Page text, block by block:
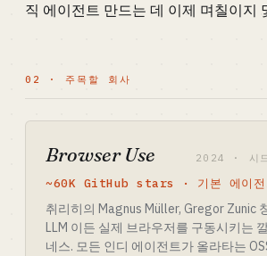
직 에이전트 만드는 데 이제 며칠이지
02 · 주목할 회사
Browser Use 2024 · 시
~60K GitHub stars · 기본 에이전
취리히의 Magnus Müller, Gregor Zunic
LLM 이든 실제 브라우저를 구동시키는
네스. 모든 인디 에이전트가 올라타는